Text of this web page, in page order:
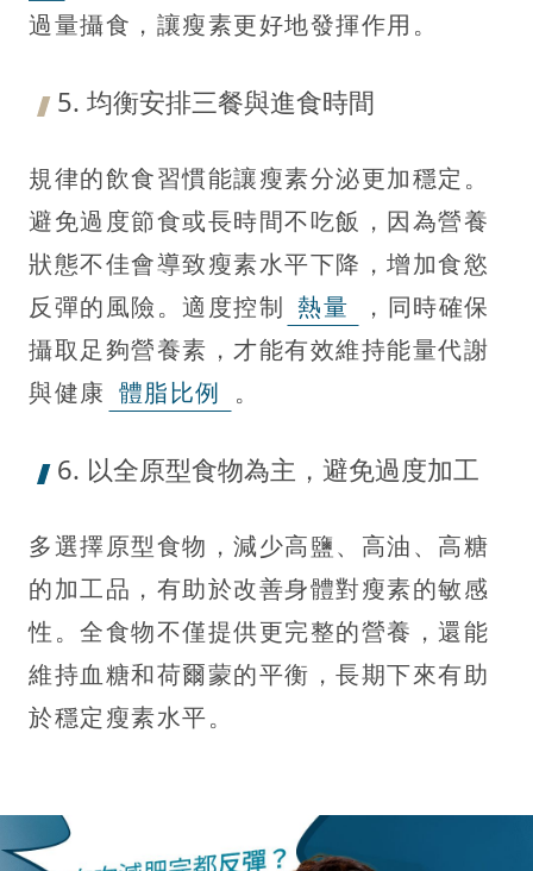
過量攝食，讓瘦素更好地發揮作用。
5. 均衡安排三餐與進食時間
規律的飲食習慣能讓瘦素分泌更加穩定。
避免過度節食或長時間不吃飯，因為營養
狀態不佳會導致瘦素水平下降，增加食慾
反彈的風險。適度控制 熱量
，同時確保
攝取足夠營養素，才能有效維持能量代謝
與健康 體脂比例 。
6. 以全原型食物為主，避免過度加工
多選擇原型食物，減少高鹽、高油、高糖
的加工品，有助於改善身體對瘦素的敏感
性。全食物不僅提供更完整的營養，還能
維持血糖和荷爾蒙的平衡，長期下來有助
於穩定瘦素水平。